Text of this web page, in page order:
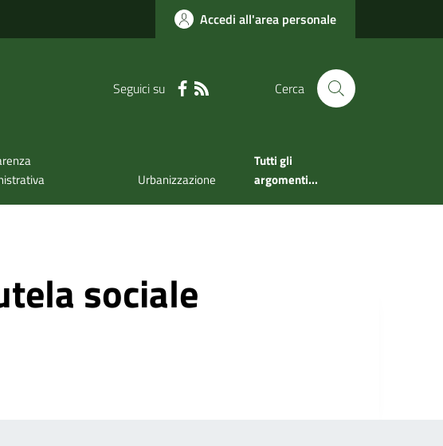
Accedi all'area personale
Seguici su Cerca
Urbanizzazione
Tutti gli
argomenti...
sociale